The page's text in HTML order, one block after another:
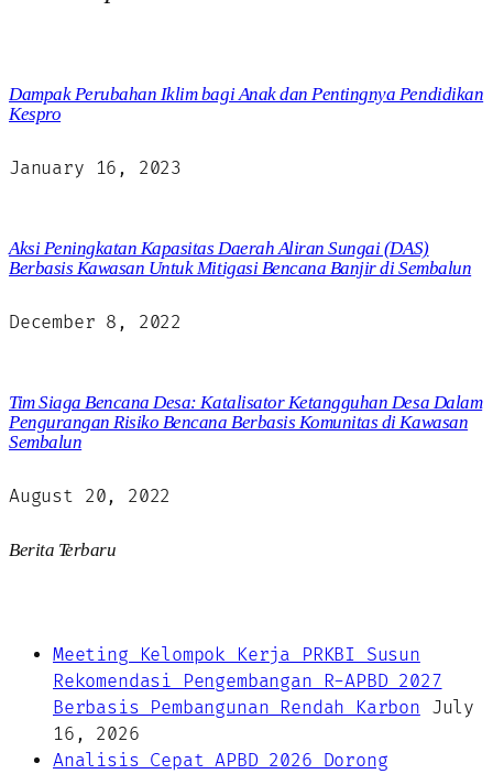
Dampak Perubahan Iklim bagi Anak dan Pentingnya Pendidikan
Kespro
January 16, 2023
Aksi Peningkatan Kapasitas Daerah Aliran Sungai (DAS)
Berbasis Kawasan Untuk Mitigasi Bencana Banjir di Sembalun
December 8, 2022
Tim Siaga Bencana Desa: Katalisator Ketangguhan Desa Dalam
Pengurangan Risiko Bencana Berbasis Komunitas di Kawasan
Sembalun
August 20, 2022
Berita Terbaru
Meeting Kelompok Kerja PRKBI Susun
Rekomendasi Pengembangan R-APBD 2027
Berbasis Pembangunan Rendah Karbon July
16, 2026
Analisis Cepat APBD 2026 Dorong